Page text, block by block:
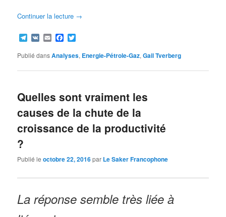
Continuer la lecture →
Telegram
VK EmailFacebook
Publié dansAnalyses, Energie-Pétrole-Gaz,Gail Tverberg
Quelles sont vraiment les
causes de la chute de la
croissance de la productivité
?
Publié leoctobre 22, 2016par Le Saker Francophone
La réponse semble très liée à